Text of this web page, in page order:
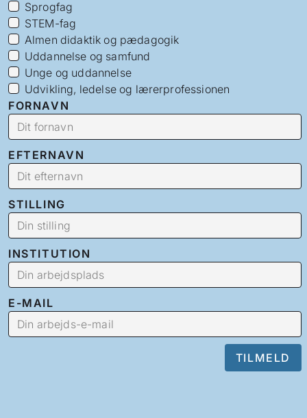
Sprogfag
STEM-fag
Almen didaktik og pædagogik
Uddannelse og samfund
Unge og uddannelse
Udvikling, ledelse og lærerprofessionen
FORNAVN
EFTERNAVN
STILLING
INSTITUTION
E-MAIL